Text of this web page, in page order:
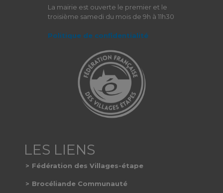
La mairie est ouverte le premier et le
troisième samedi du mois de 9h à 11h30
Politique de confidentialité
Fédération des Villages-étape
Brocéliande Communauté